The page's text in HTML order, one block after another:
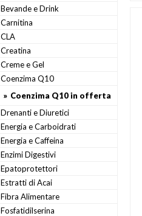
Bevande e Drink
Carnitina
CLA
Creatina
Creme e Gel
Coenzima Q10
Coenzima Q10 in offerta
Drenanti e Diuretici
Energia e Carboidrati
Energia e Caffeina
Enzimi Digestivi
Epatoprotettori
Estratti di Acai
Fibra Alimentare
Fosfatidilserina